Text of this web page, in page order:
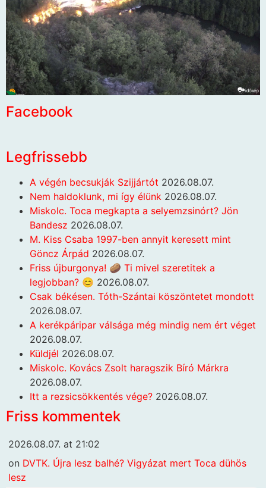
Facebook
Legfrissebb
A végén becsukják Szijjártót 2026.08.07.
Nem haldoklunk, mi így élünk 2026.08.07.
Miskolc. Toca megkapta a selyemzsinórt? Jön
Bandesz 2026.08.07.
M. Kiss Csaba 1997-ben annyit keresett mint
Göncz Árpád 2026.08.07.
Friss újburgonya! 🥔 Ti mivel szeretitek a
legjobban? 😊 2026.08.07.
Csak békésen. Tóth-Szántai köszöntetet mondott
2026.08.07.
A kerékpáripar válsága még mindig nem ért véget
2026.08.07.
Küldjél 2026.08.07.
Miskolc. Kovács Zsolt haragszik Bíró Márkra
2026.08.07.
Itt a rezsicsökkentés vége? 2026.08.07.
Friss kommentek
2026.08.07. at 21:02
on DVTK. Újra lesz balhé? Vigyázat mert Toca dühös
lesz